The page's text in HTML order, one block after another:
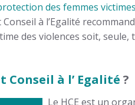
des femmes
Conseil à l’Egalité
des violences soit, seule,
Conseil à l’ Egalité ?
Le HCE est un